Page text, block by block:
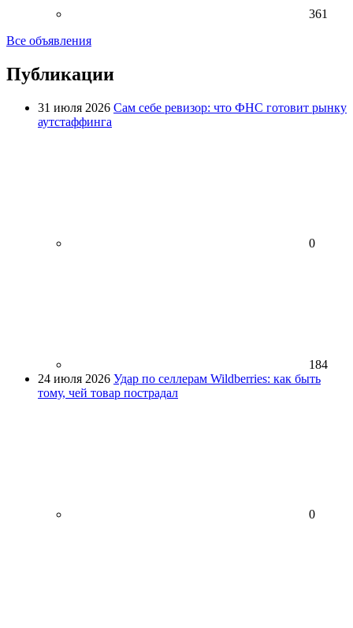
361
Все объявления
Публикации
31 июля 2026 Сам себе ревизор: что ФНС готовит рынку
аутстаффинга
0
184
24 июля 2026 Удар по селлерам Wildberries: как быть
тому, чей товар пострадал
0